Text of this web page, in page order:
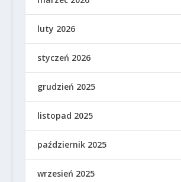
luty 2026
styczeń 2026
grudzień 2025
listopad 2025
październik 2025
wrzesień 2025